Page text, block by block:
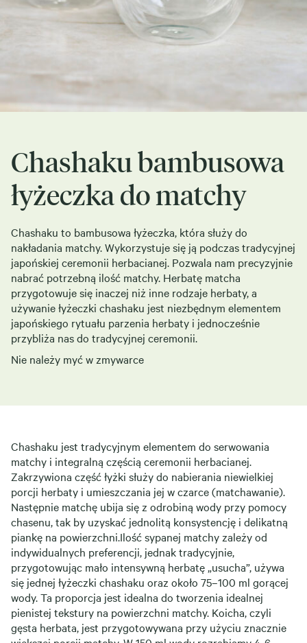
Chashaku bambusowa
łyżeczka do matchy
Chashaku to bambusowa łyżeczka, która służy do
nakładania matchy. Wykorzystuje się ją podczas tradycyjnej
japońskiej ceremonii herbacianej. Pozwala nam precyzyjnie
nabrać potrzebną ilość matchy. Herbatę matcha
przygotowuje się inaczej niż inne rodzaje herbaty, a
używanie łyżeczki chashaku jest niezbędnym elementem
japońskiego rytuału parzenia herbaty i jednocześnie
przybliża nas do tradycyjnej ceremonii.
Nie należy myć w zmywarce
Chashaku jest tradycyjnym elementem do serwowania
matchy i integralną częścią ceremonii herbacianej.
Zakrzywiona część łyżki służy do nabierania niewielkiej
porcji herbaty i umieszczania jej w czarce (matchawanie).
Następnie matchę ubija się z odrobiną wody przy pomocy
chasenu, tak by uzyskać jednolitą konsystencję i delikatną
piankę na powierzchni.Ilość sypanej matchy zależy od
indywidualnych preferencji, jednak tradycyjnie,
przygotowując mało intensywną herbatę „usucha”, używa
się jednej łyżeczki chashaku oraz około 75–100 ml gorącej
wody.Ta proporcja jest idealna do tworzenia idealnej
pienistej tekstury na powierzchni matchy. Koicha, czyli
gęsta herbata, jest przygotowywana przy użyciu znacznie